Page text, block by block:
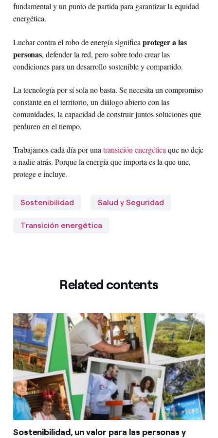
fundamental y un punto de partida para garantizar la equidad
energética.
Luchar contra el robo de energía significa proteger a las
personas, defender la red, pero sobre todo crear las
condiciones para un desarrollo sostenible y compartido.
La tecnología por sí sola no basta. Se necesita un compromiso
constante en el territorio, un diálogo abierto con las
comunidades, la capacidad de construir juntos soluciones que
perduren en el tiempo.
Trabajamos cada día por una transición energética que no deje
a nadie atrás. Porque la energía que importa es la que une,
protege e incluye.
Sostenibilidad Salud y Seguridad
Transición energética
Related contents
Sostenibilidad, un valor para las personas y